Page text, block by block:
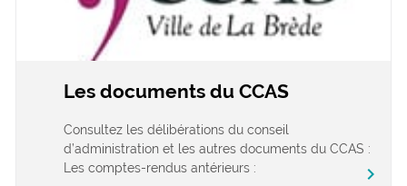
Les documents du CCAS
Consultez les délibérations du conseil
d’administration et les autres documents du CCAS :
Les comptes-rendus antérieurs :
chevron_right